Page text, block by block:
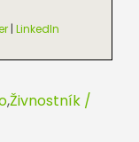
| LinkedIn
,Živnostník /